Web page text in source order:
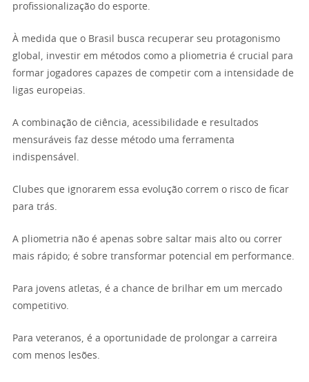
profissionalização do esporte.
À medida que o Brasil busca recuperar seu protagonismo
global, investir em métodos como a pliometria é crucial para
formar jogadores capazes de competir com a intensidade de
ligas europeias.
A combinação de ciência, acessibilidade e resultados
mensuráveis faz desse método uma ferramenta
indispensável.
Clubes que ignorarem essa evolução correm o risco de ficar
para trás.
A pliometria não é apenas sobre saltar mais alto ou correr
mais rápido; é sobre transformar potencial em performance.
Para jovens atletas, é a chance de brilhar em um mercado
competitivo.
Para veteranos, é a oportunidade de prolongar a carreira
com menos lesões.